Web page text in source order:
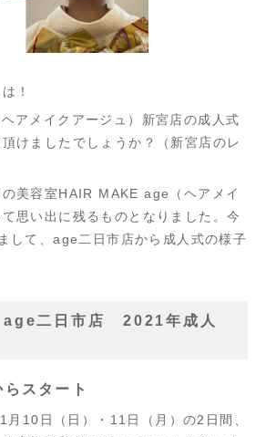
！
アメイクアージュ）新宮店の成人式
けましたでしょうか？（新宮店のレ
美容室HAIR MAKE age（ヘアメイ
思い出に残るものとなりました。今
して、age二日市店から成人式の様子
二日市店 2021年成人
スタート
月10日（日）・11日（月）の2日間、